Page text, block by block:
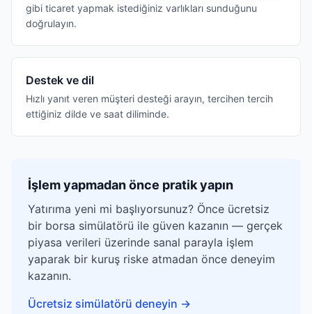
gibi ticaret yapmak istediğiniz varlıkları sunduğunu
doğrulayın.
Destek ve dil
Hızlı yanıt veren müşteri desteği arayın, tercihen tercih
ettiğiniz dilde ve saat diliminde.
İşlem yapmadan önce pratik yapın
Yatırıma yeni mi başlıyorsunuz? Önce ücretsiz
bir borsa simülatörü ile güven kazanın — gerçek
piyasa verileri üzerinde sanal parayla işlem
yaparak bir kuruş riske atmadan önce deneyim
kazanın.
Ücretsiz simülatörü deneyin →